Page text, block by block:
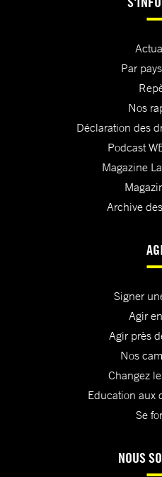
Par
Nos
Déclaration des
Podcast
Magazine
Archive
Signer
Agir
Agir près
Nos
Changez
Education aux
Se
NOUS